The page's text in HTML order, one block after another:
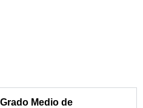
Medio de